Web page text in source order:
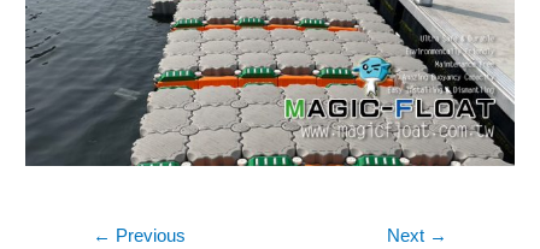
← Previous Next →